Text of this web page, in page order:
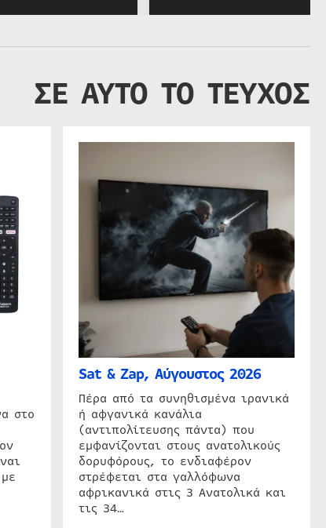
ΣΕ ΑΥΤΟ ΤΟ ΤΕΥΧΟΣ
στο
Sat & Zap, Αύγουστος 2026
Πέρα από τα συνηθισμένα ιρανικά
ή αφγανικά κανάλια
(αντιπολίτευσης πάντα) που
εμφανίζονται στους ανατολικούς
δορυφόρους, το ενδιαφέρον
στρέφεται στα γαλλόφωνα
αφρικανικά στις 3 Ανατολικά και
τις 34…